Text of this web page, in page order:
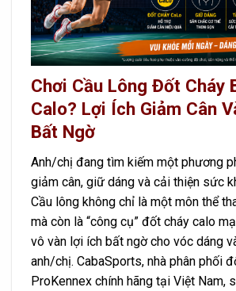
Chơi Cầu Lông Đốt Cháy
Calo? Lợi Ích Giảm Cân
Bất Ngờ
Anh/chị đang tìm kiếm một phương
giảm cân, giữ dáng và cải thiện sức
Cầu lông không chỉ là một môn thể
mà còn là “công cụ” đốt cháy calo
vô vàn lợi ích bất ngờ cho vóc dáng
anh/chị. CabaSports, nhà phân phối
ProKennex chính hãng tại Việt Nam,